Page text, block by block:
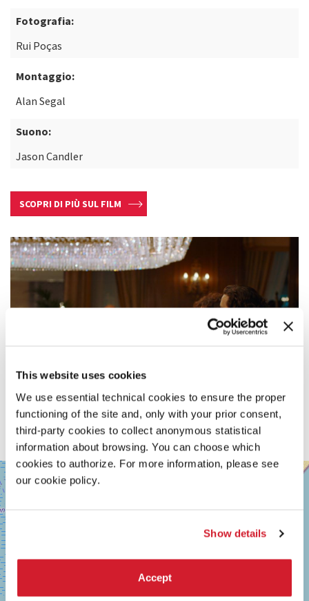
This website uses cookies
We use essential technical cookies to ensure the proper
functioning of the site and, only with your prior consent,
third-party cookies to collect anonymous statistical
information about browsing. You can choose which
cookies to authorize. For more information, please see
our cookie policy.
Show details
Accept
Fotografia:
Rui Poças
Montaggio:
Alan Segal
Suono:
Jason Candler
SCOPRI DI PIÙ SUL FILM
SALA
GIARDINO
LUNGOMARE
MARCONI
30126
LIDO
DI
VENEZIA
TEL.
0415218711